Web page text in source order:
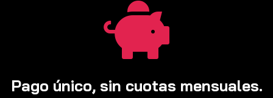

Pago único, sin cuotas mensuales.